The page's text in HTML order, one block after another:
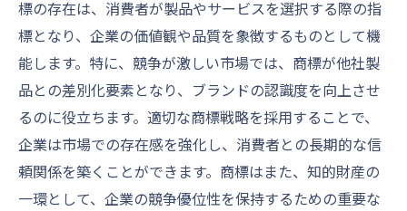
専門家選択時のポイントと注意事項
商標登録プロセスにおける専門家サポート
の必要性
専門家との協力で商標戦略を強化する方法
標の存在は、消費者が製品やサービスを選択する際の指
標となり、企業の価値観や品質を象徴するものとして機
能します。特に、競争が激しい市場では、商標が他社製
品との差別化要素となり、ブランドの認識度を向上させ
るのに役立ちます。適切な商標戦略を採用することで、
企業は市場での存在感を強化し、消費者との長期的な信
頼関係を築くことができます。商標はまた、知的財産の
一環として、企業の競争優位性を保持するための重要な